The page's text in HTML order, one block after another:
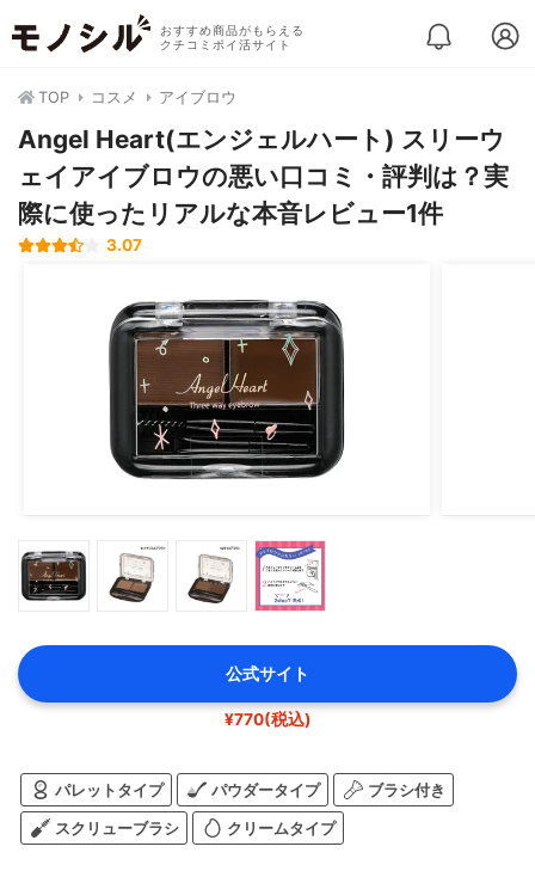
おすすめ商品がもらえる
クチコミポイ活サイト
TOP コスメ アイブロウ
Angel Heart(エンジェルハート) スリーウ
ェイアイブロウの悪い口コミ・評判は？実
際に使ったリアルな本音レビュー1件
3.07
公式サイト
¥770(税込)
パレットタイプ パウダータイプ ブラシ付き
スクリューブラシ クリームタイプ